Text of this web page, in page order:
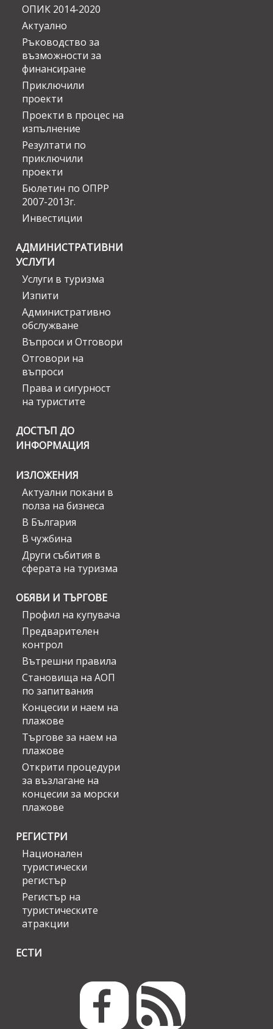
ОПИК 2014-2020
Актуално
Ръководство за
възможности за
финансиране
Приключили
проекти
Проекти в процес на
изпълнение
Резултати по
приключили
проекти
Бюлетин по ОПРР
2007-2013г.
Инвестиции
АДМИНИСТРАТИВНИ
УСЛУГИ
Услуги в туризма
Изпити
Административно
обслужване
Въпроси и Отговори
Отговори на
въпроси
Права и сигурност
на туристите
ДОСТЪП ДО
ИНФОРМАЦИЯ
ИЗЛОЖЕНИЯ
Актуални покани в
полза на бизнеса
В България
В чужбина
Други събития в
сферата на туризма
ОБЯВИ И ТЪРГОВЕ
Профил на купувача
Предварителен
контрол
Вътрешни правила
Становища на АОП
по запитвания
Концесии и наем на
плажове
Търгове за наем на
плажове
Открити процедури
за възлагане на
концесии за морски
плажове
РЕГИСТРИ
Национален
туристически
регистър
Регистър на
туристическите
атракции
ЕСТИ